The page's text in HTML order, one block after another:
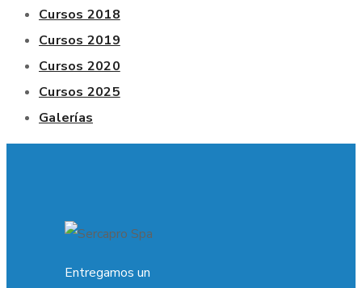
Cursos 2018
Cursos 2019
Cursos 2020
Cursos 2025
Galerías
Entregamos un